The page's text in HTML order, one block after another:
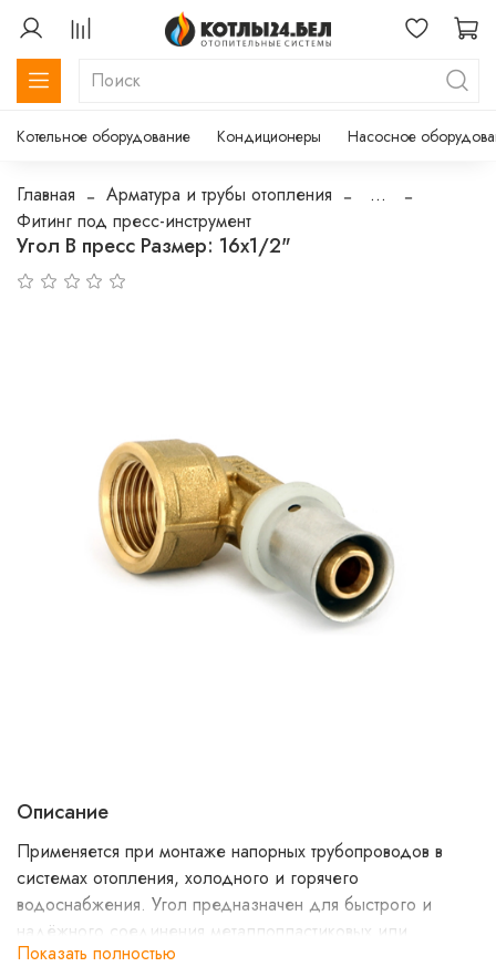
Котельное оборудование Кондиционеры Насосное
Главная Арматура и трубы отопления
...
Фитинг под пресс-инструмент
Угол В пресс Размер: 16х1/2"
Описание
Применяется при монтаже напорных трубопроводов в
системах отопления, холодного и горячего
водоснабжения. Угол предназначен для быстрого и
надёжного соединения металлопластиковых или
полимерных труб. Соединение с трубой - неразъёмное
Показать полностью